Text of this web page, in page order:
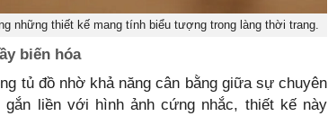
những thiết kế mang tính biểu tượng trong làng thời trang.
biến hóa
tủ đồ nhờ khả năng cân bằng giữa sự chuyên
gắn liền với hình ảnh cứng nhắc, thiết kế này